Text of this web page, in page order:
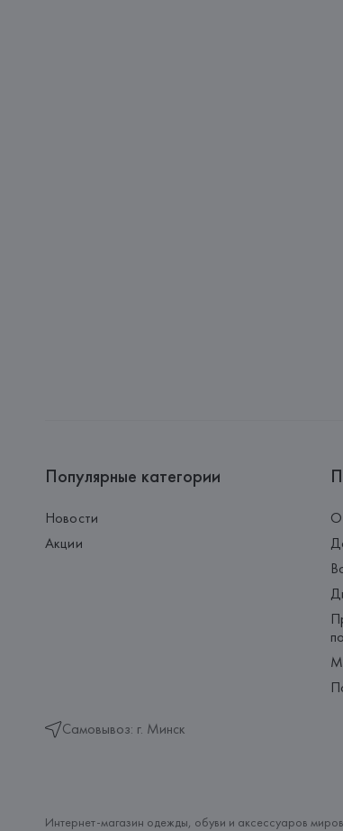
Популярные категории
Новости
Акции
Самовывоз: г. Минск
Интернет-магазин одежды, обуви и аксессуаров